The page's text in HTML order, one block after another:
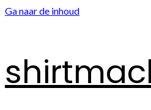
Ga naar de inhoud